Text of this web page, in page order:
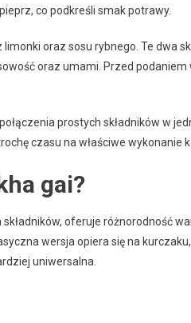
co podkreśli smak potrawy.
oraz sosu rybnego. Te dwa
oraz umami. Przed
prostych składników w
czasu na właściwe wykonanie
gai?
oferuje różnorodność
wersja opiera się na
uniwersalna.